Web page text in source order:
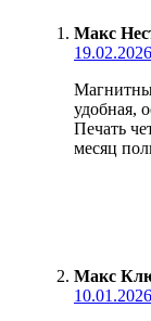
Макс
19.02.2026
удобная,
Печать
месяц
Макс
10.01.2026